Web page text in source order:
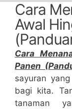
Cara
Awal
Cara
Panen
sayuran
bagi kita.
tanaman